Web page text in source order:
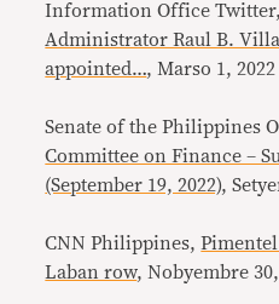
Information Office
Administrator Raul B.
appointed…, Marso 1, 2022
Senate of the Philippines
Committee on Finance –
(September 19, 2022),
CNN Philippines,
Laban row, Nobyembre